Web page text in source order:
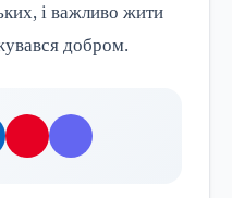
і важливо жити
добром.